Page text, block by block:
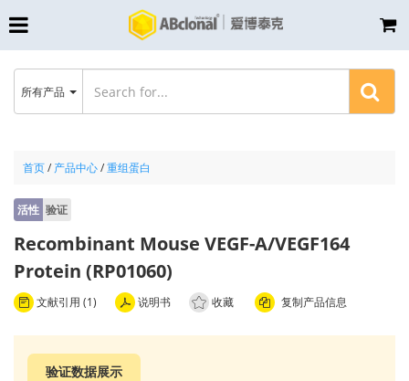
首页/ 产品中心/重组蛋白
活性 验证
Recombinant Mouse VEGF-A/VEGF164
Protein (RP01060)
文献引用 (1) 说明书 收藏 复制产品信息
验证数据展示
所有产品